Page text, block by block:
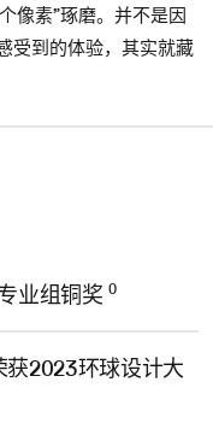
像素”琢磨。并不是因
受到的体验，其实就藏
业组铜奖 0
2023环球设计大